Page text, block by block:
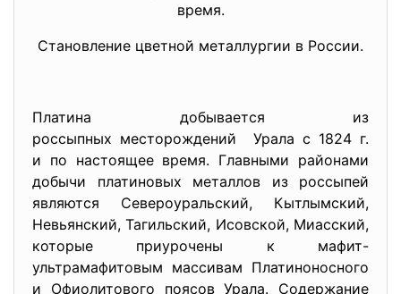
время.
Становление цветной металлургии в России.
Платина добывается из
россыпных месторождений Урала с 1824 г.
и по настоящее время. Главными районами
добычи платиновых металлов из россыпей
являются Североуральский, Кытлымский,
Невьянский, Тагильский, Исовской, Миасский,
которые приурочены к мафит-
ультрамафитовым массивам Платиноносного
и Офиолитового поясов Урала. Содержание